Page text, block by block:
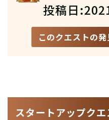
投稿日
このクエストの
スタートアップクエ